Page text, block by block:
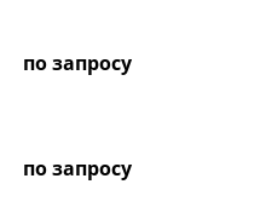
по запросу
по запросу